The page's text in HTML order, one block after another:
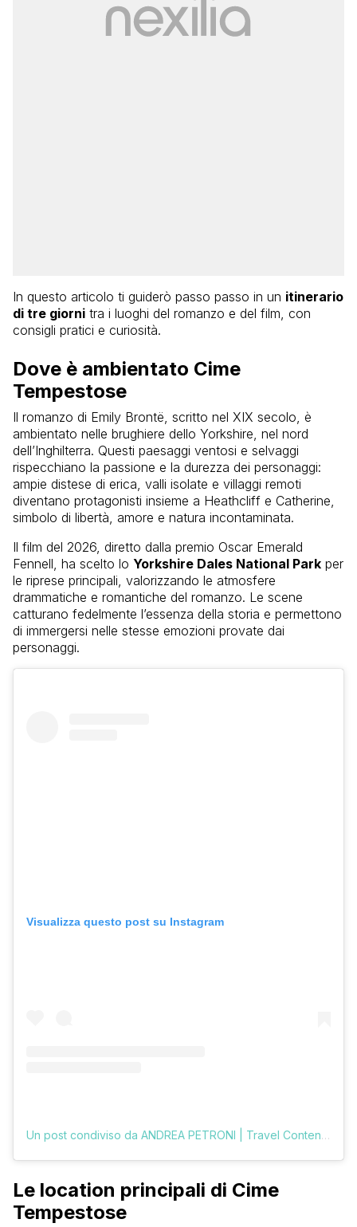
In questo articolo ti guiderò passo passo in un itinerario
di tre giorni tra i luoghi del romanzo e del film, con
consigli pratici e curiosità.
Dove è ambientato Cime
Tempestose
Il romanzo di Emily Brontë, scritto nel XIX secolo, è
ambientato nelle brughiere dello Yorkshire, nel nord
dell’Inghilterra. Questi paesaggi ventosi e selvaggi
rispecchiano la passione e la durezza dei personaggi:
ampie distese di erica, valli isolate e villaggi remoti
diventano protagonisti insieme a Heathcliff e Catherine,
simbolo di libertà, amore e natura incontaminata.
Il film del 2026, diretto dalla premio Oscar Emerald
Fennell, ha scelto lo Yorkshire Dales National Park per
le riprese principali, valorizzando le atmosfere
drammatiche e romantiche del romanzo. Le scene
catturano fedelmente l’essenza della storia e permettono
di immergersi nelle stesse emozioni provate dai
personaggi.
Visualizza questo post su Instagram
Un post condiviso da ANDREA PETRONI | Travel Content Creator (@vologratis)
Le location principali di Cime
Tempestose